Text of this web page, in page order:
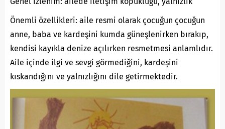
Önemli özellikleri: aile resmi olarak çocuğun çocuğun
anne, baba ve kardeşini kumda güneşlenirken bırakıp,
kendisi kayıkla denize açılırken resmetmesi anlamlıdır.
Aile içinde ilgi ve sevgi görmediğini, kardeşini
kıskandığını ve yalnızlığını dile getirmektedir.